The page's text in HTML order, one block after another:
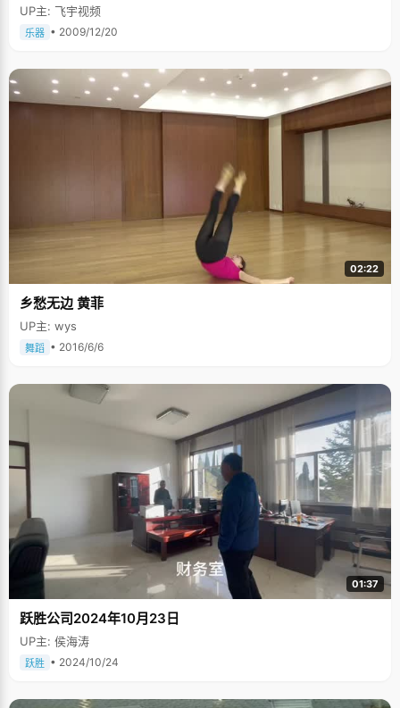
UP主: 飞宇视频
乐器 • 2009/12/20
02:22
乡愁无边 黄菲
UP主: wys
舞蹈 • 2016/6/6
01:37
跃胜公司2024年10月23日
UP主: 侯海涛
跃胜 • 2024/10/24